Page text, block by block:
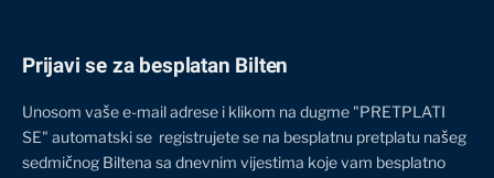
Prijavi se za besplatan Bilten
Unosom vaše e-mail adrese i klikom na dugme "PRETPLATI
SE" automatski se registrujete se na besplatnu pretplatu našeg
sedmičnog Biltena sa dnevnim vijestima koje vam besplatno